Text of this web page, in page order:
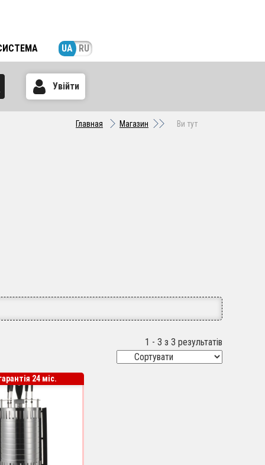
UA RU
Увійти
Главная Магазин Ви тут
1 - 3 з 3 результатів
24 міс.